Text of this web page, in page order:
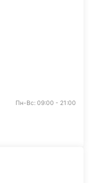
Пн-Вс: 09:00 - 21:00